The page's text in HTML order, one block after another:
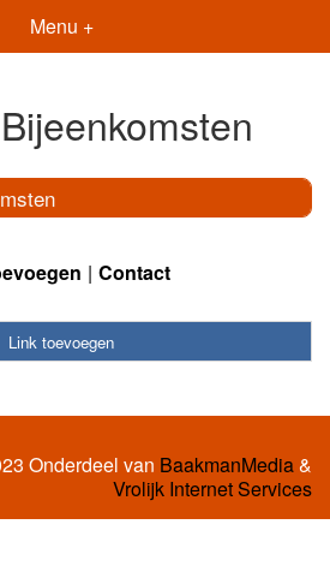
Menu +
Contact
Link toevoegen
Onderdeel van BaakmanMedia&
Vrolijk Internet Services